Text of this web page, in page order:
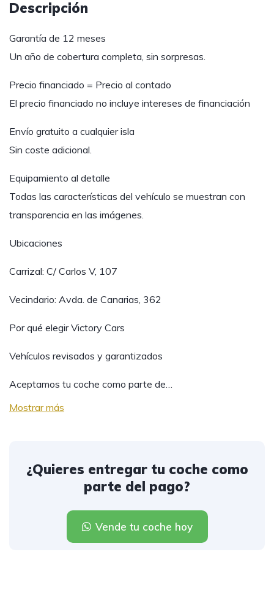
Descripción
Garantía de 12 meses
Un año de cobertura completa, sin sorpresas.
Precio financiado = Precio al contado
El precio financiado no incluye intereses de financiación
Envío gratuito a cualquier isla
Sin coste adicional.
Equipamiento al detalle
Todas las características del vehículo se muestran con
transparencia en las imágenes.
Ubicaciones
Carrizal: C/ Carlos V, 107
Vecindario: Avda. de Canarias, 362
Por qué elegir Victory Cars
Vehículos revisados y garantizados
Aceptamos tu coche como parte de…
Mostrar más
¿Quieres entregar tu coche como
parte del pago?
Vende tu coche hoy